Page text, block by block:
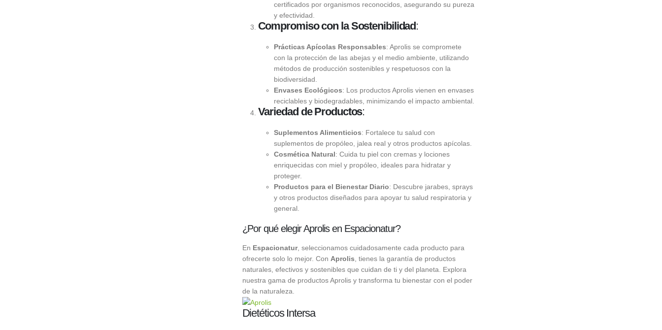
certificados por organismos reconocidos, asegurando su pureza
y efectividad.
Compromiso con la Sostenibilidad:
Prácticas Apícolas Responsables: Aprolis se compromete
con la protección de las abejas y el medio ambiente, utilizando
métodos de producción sostenibles y respetuosos con la
biodiversidad.
Envases Ecológicos: Los productos Aprolis vienen en envases
reciclables y biodegradables, minimizando el impacto ambiental.
Variedad de Productos:
Suplementos Alimenticios: Fortalece tu salud con
suplementos de propóleo, jalea real y otros productos apícolas.
Cosmética Natural: Cuida tu piel con cremas y lociones
enriquecidas con miel y propóleo, ideales para hidratar y
proteger.
Productos para el Bienestar Diario: Descubre jarabes, sprays
y otros productos diseñados para apoyar tu salud respiratoria y
general.
¿Por qué elegir Aprolis en Espacionatur?
En Espacionatur, seleccionamos cuidadosamente cada producto para
ofrecerte solo lo mejor. Con Aprolis , tienes la garantía de productos
naturales, efectivos y sostenibles que cuidan de ti y del planeta. Explora
nuestra gama de productos Aprolis y transforma tu bienestar con el poder
de la naturaleza.
Dietéticos Intersa